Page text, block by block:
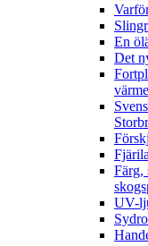
En
Det
Färg,
UV-